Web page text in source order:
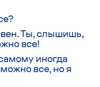
Ты, слышишь,
все!
иногда
все, но я